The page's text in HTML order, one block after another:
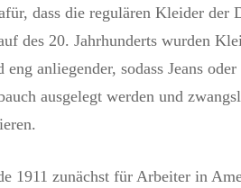
dass die regulären Kleider der
des 20. Jahrhunderts wurden
eng anliegender, sodass Jeans
ausgelegt werden und
1911 zunächst für Arbeiter in